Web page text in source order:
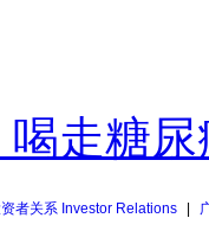
走糖尿
者关系 Investor Relations